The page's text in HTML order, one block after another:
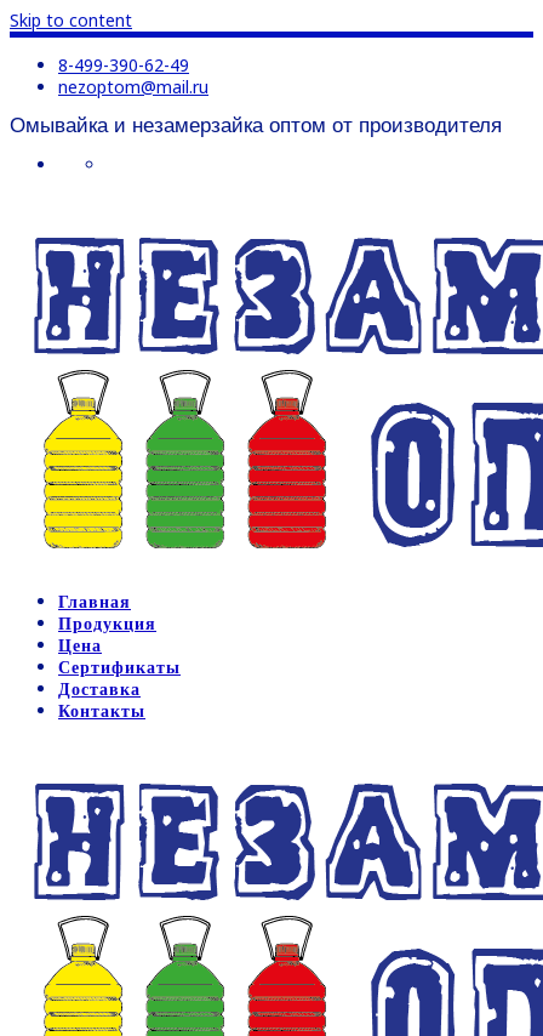
Skip to content
8-499-390-62-49
nezoptom@mail.ru
Омывайка и незамерзайка оптом от производителя
Главная
Продукция
Цена
Сертификаты
Доставка
Контакты